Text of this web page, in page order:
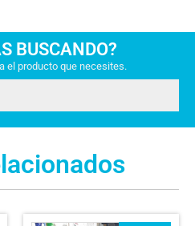
BUSCANDO?
el producto que necesites.